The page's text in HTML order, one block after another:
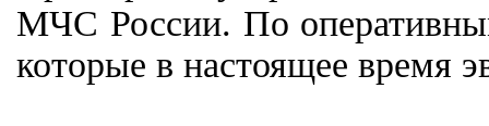
МЧС России. По
которые в настоящее время